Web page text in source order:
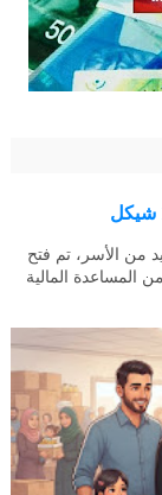
من الأسر، تم فتح
المساعدة المالية